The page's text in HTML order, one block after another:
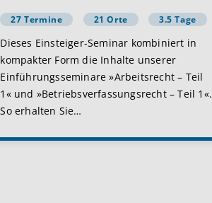
27 Termine 21 Orte 3.5 Tage
Dieses Einsteiger-Seminar kombiniert in
kompakter Form die Inhalte unserer
Einführungsseminare »Arbeitsrecht – Teil
1« und »Betriebsverfassungsrecht – Teil 1«.
So erhalten Sie…